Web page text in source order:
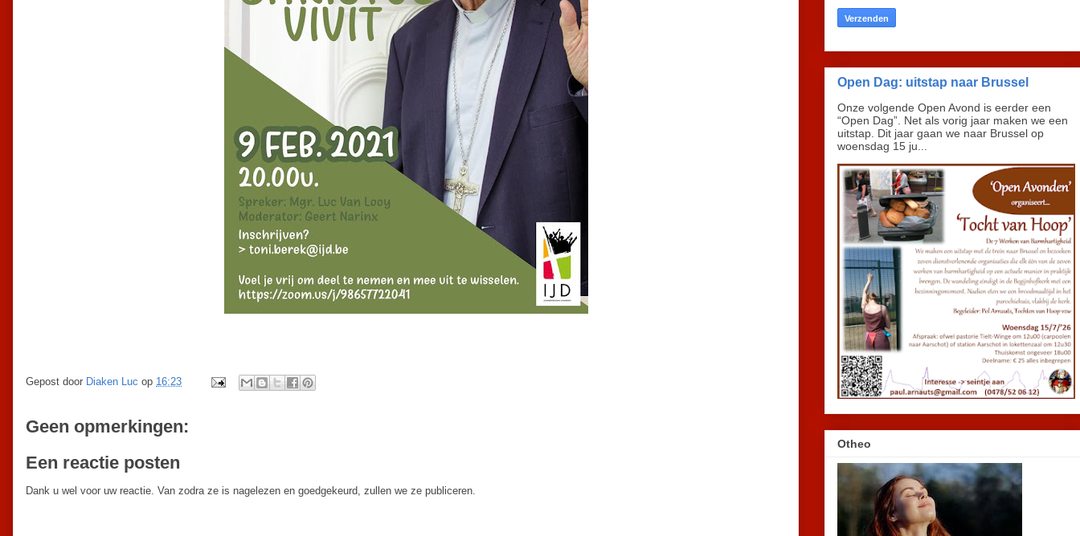
Gepost door Diaken Luc op 16:23
Geen opmerkingen:
Een reactie posten
Dank u wel voor uw reactie. Van zodra ze is nagelezen en goedgekeurd, zullen we ze publiceren.
Open Dag: uitstap naar Brussel
Onze volgende Open Avond is eerder een
“Open Dag”. Net als vorig jaar maken we een
uitstap. Dit jaar gaan we naar Brussel op
woensdag 15 ju...
Otheo